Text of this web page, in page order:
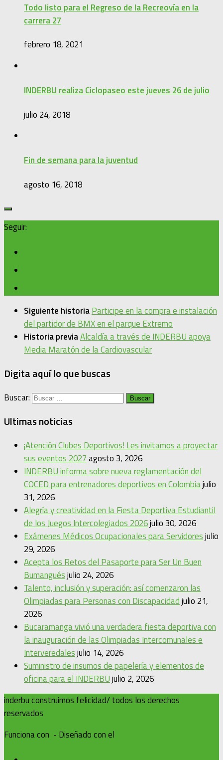
Todo listo para el Regreso de la Recreovía en la
carrera 27
febrero 18, 2021
INDERBU realiza Ciclopaseo este jueves 26 de julio
julio 24, 2018
Fin de semana para la juventud
agosto 16, 2018
Seguir:
Siguiente historiaParticipe en la compra e instalación
del partidor de BMX en el parque Extremo
Historia previaAlcaldía a través de INDERBU apoya
Media Maratón de la Cardiovascular
Digita aquí lo que buscas
Buscar:
Ultimas noticias
¡Atención Clubes Deportivos! Les invitamos a proyectar
sus eventos 2027agosto 3, 2026
INDERBU informa sobre nueva reglamentación del
COCED para entrenadores deportivos en Colombiajulio
31, 2026
Alegría y creatividad en la Fiesta Deportiva Estudiantil
de los Juegos Intercolegiados 2026julio 30, 2026
Exámenes Médicos Ocupacionales para Servidoresjulio
29, 2026
Acepta los Retos del Pasaporte para Ser Un Buen
Bumanguésjulio 24, 2026
Talento, inclusión y superación: así comenzaron las
Olimpiadas para Personas con Discapacidadjulio 21,
2026
Bucaramanga vivió una verdadera fiesta deportiva con
la inauguración de las Olimpiadas Intercomunales e
Interveredalesjulio 14, 2026
Suministro de insumos de papelería y elementos de
oficina para el INDERBUjulio 2, 2026
inderbu construimos felicidad/ todos los derechos
reservados
Funciona con - Diseñado con el